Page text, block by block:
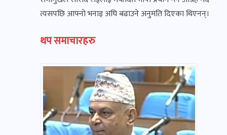
त्यसपछि आफ्नो भनाइ अघि बढाउने अनुमति दिएका थिएनन्।
थप समाचारहरु